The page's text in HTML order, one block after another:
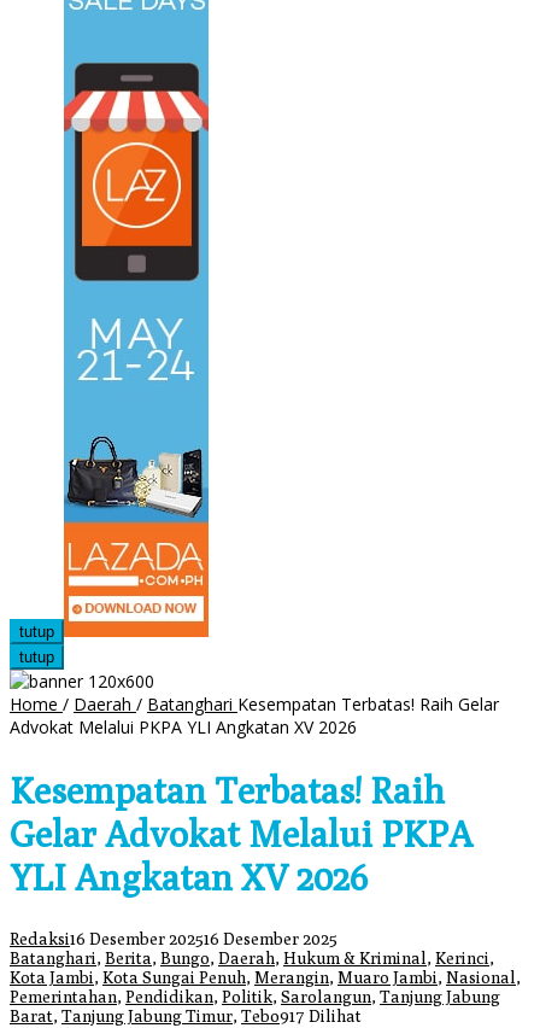
tutup
tutup
Home / Daerah / Batanghari Kesempatan Terbatas! Raih Gelar
Advokat Melalui PKPA YLI Angkatan XV 2026
Kesempatan Terbatas! Raih
Gelar Advokat Melalui PKPA
YLI Angkatan XV 2026
Redaksi16 Desember 202516 Desember 2025
Batanghari, Berita, Bungo, Daerah, Hukum & Kriminal , Kerinci,
Kota Jambi, Kota Sungai Penuh, Merangin, Muaro Jambi, Nasional ,
Pemerintahan, Pendidikan, Politik, Sarolangun, Tanjung Jabung
Barat, Tanjung Jabung Timur, Tebo917 Dilihat